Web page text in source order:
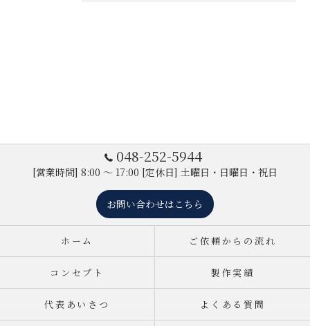
048-252-5944
[営業時間] 8:00 ～ 17:00 [定休日] 土曜日・日曜日・祝日
お問い合わせはこちら
ホーム ご依頼からの流れ
コンセプト 製作実績
代表あいさつ よくある質問